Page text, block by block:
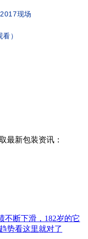
现场
）
最新包装资讯：
不断下滑，182岁的它
势看这里就对了